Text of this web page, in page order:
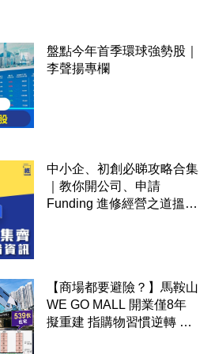
盤點今年首季環球強勢股｜
李聲揚專欄
中小企、初創必睇攻略合集
｜教你開公司、申請
Funding 進修經營之道搵大
【商場都要避險？】馬鞍山
WE GO MALL 開業僅8年
擬重建 指購物習慣逆轉 餐